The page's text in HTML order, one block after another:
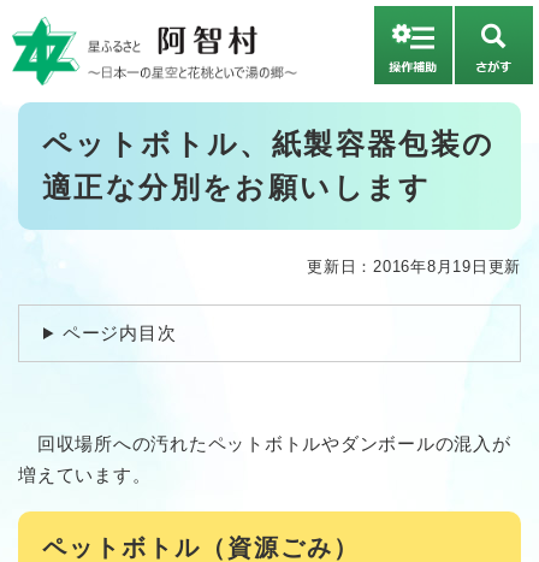
ー
ジ
が
す
本
ペットボトル、紙製容器包装の
適正な分別をお願いします
更新日：2016年8月19日更新
ページ内目次
回収場所への汚れたペットボトルやダンボールの混入が
増えています。
ペットボトル（資源ごみ）